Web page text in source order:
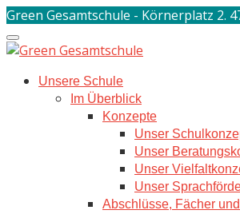
Skip
to
content
Green Gesamtschule - Körnerplatz 2.
Unsere Schule
Im Überblick
Konzepte
Unser
Unser
Unser
Unser
Abschlüsse, Fächer